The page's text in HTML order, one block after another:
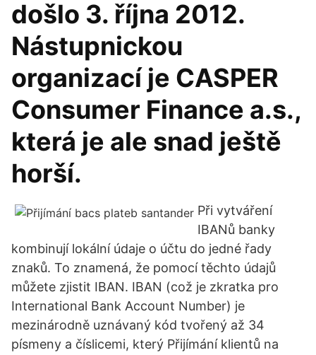
došlo 3. října 2012.
Nástupnickou
organizací je CASPER
Consumer Finance a.s.,
která je ale snad ještě
horší.
Při vytváření
IBANů banky
kombinují lokální údaje o účtu do jedné řady
znaků. To znamená, že pomocí těchto údajů
můžete zjistit IBAN. IBAN (což je zkratka pro
International Bank Account Number) je
mezinárodně uznávaný kód tvořený až 34
písmeny a číslicemi, který Přijímání klientů na